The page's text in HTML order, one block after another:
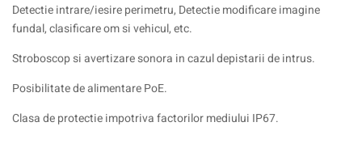
Detectie intrare/iesire perimetru, Detectie modificare imagine
fundal, clasificare om si vehicul, etc.
Stroboscop si avertizare sonora in cazul depistarii de intrus.
Posibilitate de alimentare PoE.
Clasa de protectie impotriva factorilor mediului IP67.